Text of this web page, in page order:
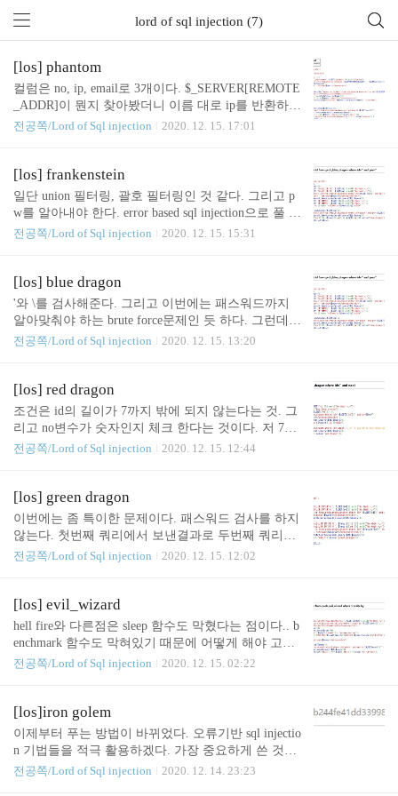
lord of sql injection (7)
[los] phantom
컬럼은 no, ip, email로 3개이다. $_SERVER[REMOTE
_ADDR]이 뭔지 찾아봤더니 이름 대로 ip를 반환하는
것이였다. 먼저 첫번째 쿼리에서는 joinmail의 값이
쿼리는 no=1 이거나 접속자의 ip와 동일한 아이템을
가지고 온다. 이렇게 말이다. 사용자의 정보는 no=0
으로 들어간다. 마지막은 관리자의 email을 알아 맞
추라는 내용이다. 삽질 많이했는데 sleep 함수같은 것
도 안먹히는 것 같아서 좀 생각해보았다. 정답은 서
가 안되는데 테이블에 별칭을 주면 된다. 별칭은 as를
통해 줄 수 있다. (select email ..
전공쪽/Lord of Sql injection 2020. 12. 15. 17:01
[los] frankenstein
일단 union 필터링, 괄호 필터링인 것 같다. 그리고 p
w를 알아내야 한다. error based sql injection으로 풀 수
있는 문제이다. 그런데 괄호가 다 필터링 되어있어서
리고 비밀번호의 길이를 구할 수 있는 방법이 딱히
없는 것 같아서 생각 안하기로 했다. 이건 그냥 모든
ascii 검사했는데 안나오면 그 때 멈추면 되기 때문
보았고 함수는 안되서 큰수를 곱해주는 것을 생각했
나온다. 이 방법을 사용해서 like 함수로 비밀번호를
구하는 자동화를 만들겠..
전공쪽/Lord of Sql injection 2020. 12. 15. 15:31
[los] blue dragon
'와 \를 검사해준다. 그리고 이번에는 패스워드까지
알아맞춰야 하는 brute force문제인 듯 하다. 그런데
일단 쿼리가 한번 실행 되고 나서 \,'검사를 한다. 일
를 풀어야 될 것 같다. 일단은 비밀번호의 길이 먼저
구해보겠다. 일단 비밀번호의 길이는 8자인 것을 알
아냈다. 이러면 상당히 쉬워진다. 동일한 방법으로
usr/bin/python #-*-coding:utf-8 -*- import urllib,urllib2,
b4vff***tab335qk..
전공쪽/Lord of Sql injection 2020. 12. 15. 13:20
[los] red dragon
조건은 id의 길이가 7까지 밖에 되지 않는다는 것. 그
리고 no변수가 숫자인지 체크 한다는 것이다. 저 7바
이트 가지고는 아무것도 못할 것 같아서 is_numeric함
1337 is numeric 1337.0 is numeric '0x539' is NOT nume
ric '02471' is numeric '0b10100111001' is NOT numeric
'1337e0' is numeric 'not numeric' is NOT numeric array
( ) is NOT numeric 9.1 is numeric NULL is NOT nume
r..
전공쪽/Lord of Sql injection 2020. 12. 15. 12:44
[los] green dragon
이번에는 좀 특이한 문제이다. 패스워드 검사를 하지
않는다. 첫번째 쿼리에서 보낸결과로 두번째 쿼리가
구성된다. 일단 \ 검사를 안하니 id에는 \를 넣어줘서
query2가 뜨지 않은 것으로 보아 테이블에는 아무 값
도 없는 것 같다. 이러면 select union을 사용해서 값을
만들어줄 필요가 있겠다. 일단 시나리오는 다음과 같
다. 첫번째로 pw를 구성할 때 union select로 값을 2개
반환하는데, 2번째(패스워드) 값이 다시 select union
오는 것을 모르고 union select admin,1 같은것을 계속
주면서 삽질을 했다.;;
전공쪽/Lord of Sql injection 2020. 12. 15. 12:02
[los] evil_wizard
hell fire와 다른점은 sleep 함수도 막혔다는 점이다.. b
enchmark 함수도 막혀있기 때문에 어떻게 해야 고민
을 좀 해보았다. if 문 반환값과 order by를 이용한 방
다 먼저 나와야한다. 이를 파이썬의 find함수로 구분
해줄 것이다. find함수는 문자열에서 해당 문자열의
위치를 반환한다. 이것도 이진탐색을 해주었다. 비밀
른 것 같다. 클리어! 상당히 재미있는 방법이였다. #!/
전공쪽/Lord of Sql injection 2020. 12. 15. 02:22
[los]iron golem
이제부터 푸는 방법이 바뀌었다. 오류기반 sql injectio
n 기법들을 적극 활용하겠다. 가장 중요하게 쓴 것은
if(조건, ture, false) 였다. 먼저 if(length(pw)=32, pow
전공쪽/Lord of Sql injection 2020. 12. 14. 23:23